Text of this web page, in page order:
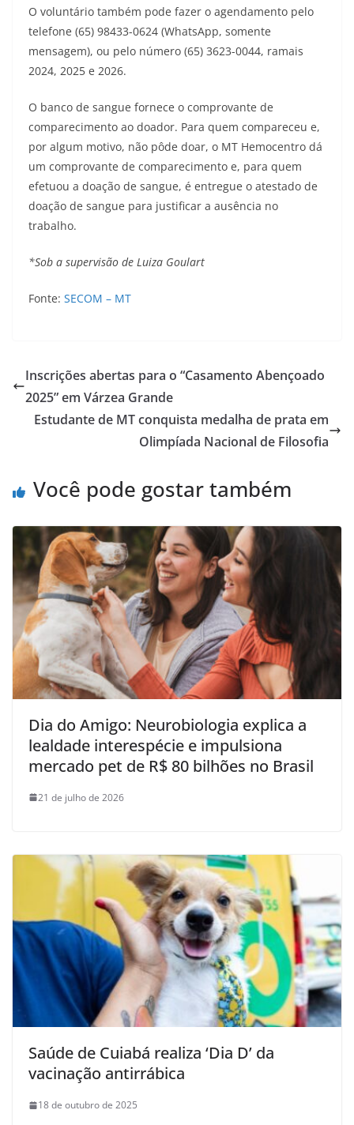
O voluntário também pode fazer o agendamento pelo
telefone (65) 98433-0624 (WhatsApp, somente
mensagem), ou pelo número (65) 3623-0044, ramais
2024, 2025 e 2026.
O banco de sangue fornece o comprovante de
comparecimento ao doador. Para quem compareceu e,
por algum motivo, não pôde doar, o MT Hemocentro dá
um comprovante de comparecimento e, para quem
efetuou a doação de sangue, é entregue o atestado de
doação de sangue para justificar a ausência no
trabalho.
*Sob a supervisão de Luiza Goulart
Fonte: SECOM – MT
Inscrições abertas para o “Casamento Abençoado
2025” em Várzea Grande
Estudante de MT conquista medalha de prata em
Olimpíada Nacional de Filosofia
Você pode gostar também
Dia do Amigo: Neurobiologia explica a
lealdade interespécie e impulsiona
mercado pet de R$ 80 bilhões no Brasil
21 de julho de 2026
Saúde de Cuiabá realiza ‘Dia D’ da
vacinação antirrábica
18 de outubro de 2025